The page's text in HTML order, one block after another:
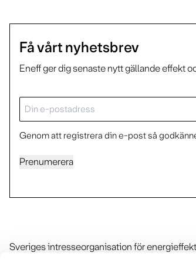
Få vårt nyhetsbrev
Eneff ger dig senaste nytt gällande effekt
E-
post
Genom att registrera din e-post så
Prenumerera
Sveriges intresseorganisation för